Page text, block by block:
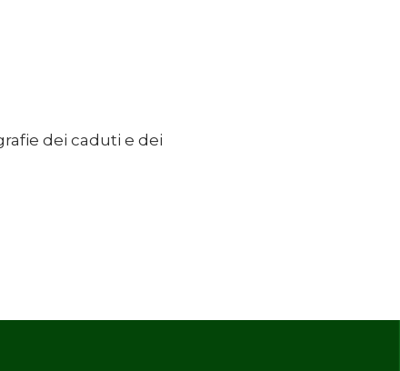
dei caduti e dei